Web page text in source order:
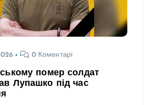
0 Коментарі
помер солдат
Лупашко під час